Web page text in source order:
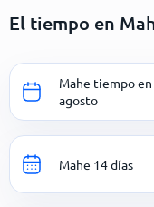
El tiempo en
Mahe tiempo en
agosto
Mahe 14 días